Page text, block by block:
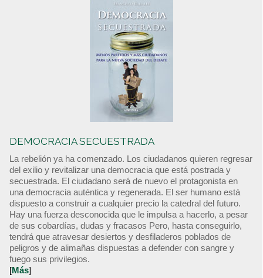
DEMOCRACIA SECUESTRADA
La rebelión ya ha comenzado. Los ciudadanos quieren regresar
del exilio y revitalizar una democracia que está postrada y
secuestrada. El ciudadano será de nuevo el protagonista en
una democracia auténtica y regenerada. El ser humano está
dispuesto a construir a cualquier precio la catedral del futuro.
Hay una fuerza desconocida que le impulsa a hacerlo, a pesar
de sus cobardías, dudas y fracasos Pero, hasta conseguirlo,
tendrá que atravesar desiertos y desfiladeros poblados de
peligros y de alimañas dispuestas a defender con sangre y
fuego sus privilegios.
[Más]